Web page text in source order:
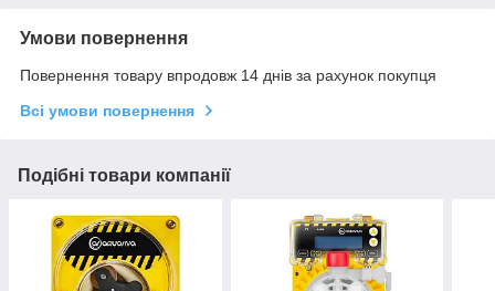
Умови повернення
Повернення товару впродовж 14 днів за рахунок покупця
Всі умови повернення
Подібні товари компанії